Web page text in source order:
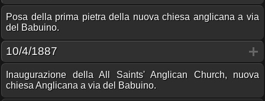
Posa della prima pietra della nuova chiesa anglicana a via
del Babuino.
10/4/1887
Inaugurazione della All Saints' Anglican Church, nuova
chiesa Anglicana a via del Babuino.